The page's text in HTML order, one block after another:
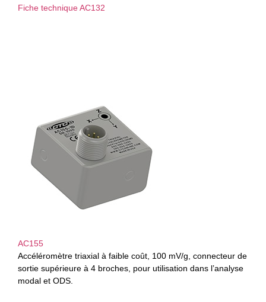
Fiche technique AC132
AC155
Accéléromètre triaxial à faible coût, 100 mV/g, connecteur de
sortie supérieure à 4 broches, pour utilisation dans l’analyse
modal et ODS.